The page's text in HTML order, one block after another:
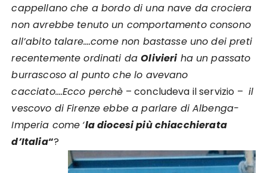
cappellano che a bordo di una nave da crociera
non avrebbe tenuto un comportamento consono
all’abito talare….come non bastasse uno dei preti
recentemente ordinati daOlivieriha un passato
burrascoso al punto che lo avevano
cacciato….Ecco perchè – concludeva il servizio – il
vescovo di Firenze ebbe a parlare di Albenga-
Imperia come ‘la diocesi più chiacchierata
d’Italia“?